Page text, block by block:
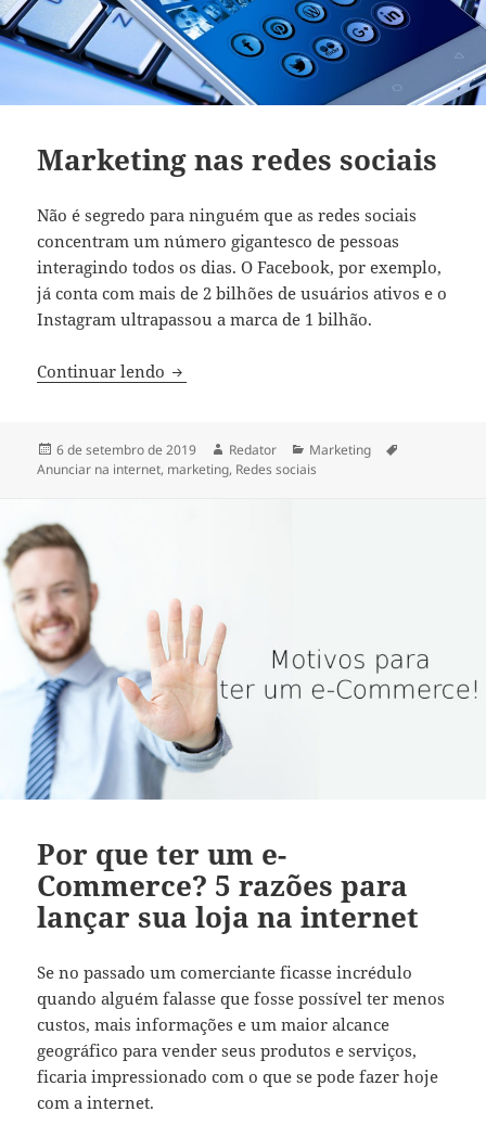
Marketing nas redes sociais
Não é segredo para ninguém que as redes sociais
concentram um número gigantesco de pessoas
interagindo todos os dias. OFacebook, por exemplo,
já conta com mais de 2 bilhões de usuários ativos e o
Instagram ultrapassou a marca de 1 bilhão.
Continuar lendo Marketing nas redes sociais
Publicado
em
6 de setembro de 2019 Autor
Redator Categorias
Marketing
Anunciar na internet, marketing, Redes sociais
Por que ter um e-
Commerce? 5 razões para
lançar sua loja na internet
Se no passado um comerciante ficasse incrédulo
quando alguém falasse que fosse possível ter menos
custos, mais informações e um maior alcance
geográfico para vender seus produtos e serviços,
ficaria impressionado com o que se pode fazer hoje
com a internet.